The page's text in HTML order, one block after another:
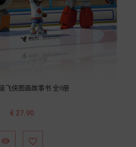
飞侠图画故事书 全8册
价
€ 27.90
 